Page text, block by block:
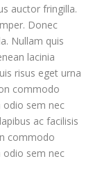
auctor fringilla.
Donec
Nullam quis
lacinia
risus eget urna
commodo
odio sem nec
ac facilisis
commodo
odio sem nec